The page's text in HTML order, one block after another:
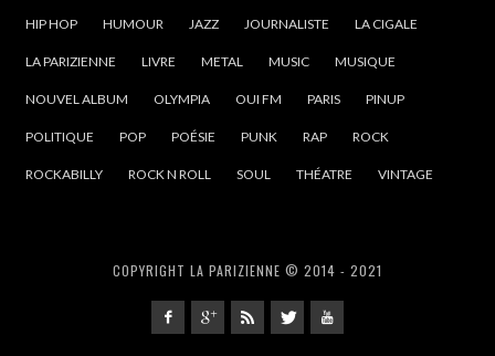
HIP HOP HUMOUR JAZZ JOURNALISTE LA CIGALE
LA PARIZIENNE LIVRE METAL MUSIC MUSIQUE
NOUVEL ALBUM OLYMPIA OUI FM PARIS PINUP
POLITIQUE POP POÉSIE PUNK RAP ROCK
ROCKABILLY ROCK N ROLL SOUL THÉATRE VINTAGE
COPYRIGHT LA PARIZIENNE © 2014 - 2021